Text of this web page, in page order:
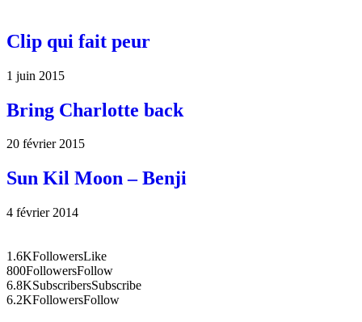
Clip qui fait peur
1 juin 2015
Bring Charlotte back
20 février 2015
Sun Kil Moon – Benji
4 février 2014
1.6KFollowersLike
800FollowersFollow
6.8KSubscribersSubscribe
6.2KFollowersFollow